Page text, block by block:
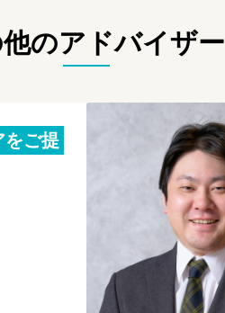
のアドバイザー
をご提